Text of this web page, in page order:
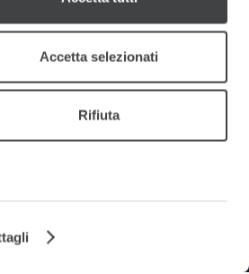
Accetta selezionati
Rifiuta